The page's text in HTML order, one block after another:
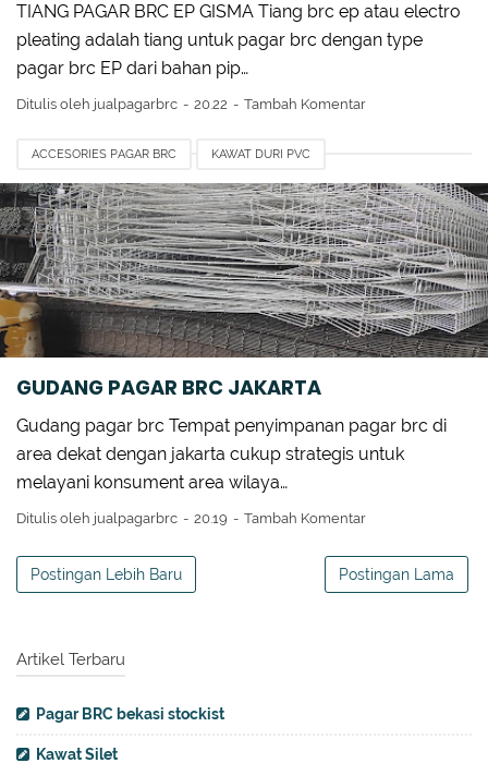
TIANG PAGAR BRC EP GISMA Tiang brc ep atau electro
pleating adalah tiang untuk pagar brc dengan type
pagar brc EP dari bahan pip…
Ditulis oleh jualpagarbrc 20.22 Tambah Komentar
ACCESORIES PAGAR BRC KAWAT DURI PVC
KAWAT HARMONIKA PAGAR BRC DI JAKARTA
PAGAR BRC GISMA PAGAR BRC STOCKIST TIANG PAGAR BRC
TOPI TIANG BRC
GUDANG PAGAR BRC JAKARTA
Gudang pagar brc Tempat penyimpanan pagar brc di
area dekat dengan jakarta cukup strategis untuk
melayani konsument area wilaya…
Ditulis oleh jualpagarbrc 20.19 Tambah Komentar
Postingan Lebih Baru Postingan Lama
Artikel Terbaru
Pagar BRC bekasi stockist
Kawat Silet